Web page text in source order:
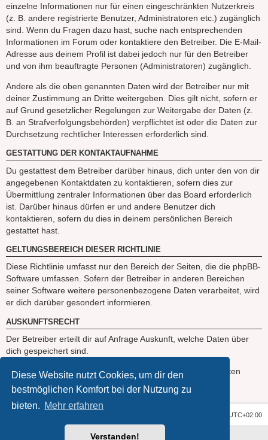
Diese Website nutzt Cookies, um dir den
bestmöglichen Komfort bei der Nutzung zu
bieten. Mehr erfahren
Verstanden!
einzelne Informationen nur für einen eingeschränkten Nutzerkreis
(z. B. andere registrierte Benutzer, Administratoren etc.) zugänglich
sind. Wenn du Fragen dazu hast, suche nach entsprechenden
Informationen im Forum oder kontaktiere den Betreiber. Die E-Mail-
Adresse aus deinem Profil ist dabei jedoch nur für den Betreiber
und von ihm beauftragte Personen (Administratoren) zugänglich.
Andere als die oben genannten Daten wird der Betreiber nur mit
deiner Zustimmung an Dritte weitergeben. Dies gilt nicht, sofern er
auf Grund gesetzlicher Regelungen zur Weitergabe der Daten (z.
B. an Strafverfolgungsbehörden) verpflichtet ist oder die Daten zur
Durchsetzung rechtlicher Interessen erforderlich sind.
GESTATTUNG DER KONTAKTAUFNAHME
Du gestattest dem Betreiber darüber hinaus, dich unter den von dir
angegebenen Kontaktdaten zu kontaktieren, sofern dies zur
Übermittlung zentraler Informationen über das Board erforderlich
ist. Darüber hinaus dürfen er und andere Benutzer dich
kontaktieren, sofern du dies in deinem persönlichen Bereich
gestattet hast.
GELTUNGSBEREICH DIESER RICHTLINIE
Diese Richtlinie umfasst nur den Bereich der Seiten, die die phpBB-
Software umfassen. Sofern der Betreiber in anderen Bereichen
seiner Software weitere personenbezogene Daten verarbeitet, wird
er dich darüber gesondert informieren.
AUSKUNFTSRECHT
Der Betreiber erteilt dir auf Anfrage Auskunft, welche Daten über
dich gespeichert sind.
Du kannst jederzeit die Löschung bzw. Sperrung deiner Daten
verlangen. Kontaktiere hierzu bitte den Betreiber.
UTC+02:00
Powered byphpBB® Forum Software © phpBB Limited